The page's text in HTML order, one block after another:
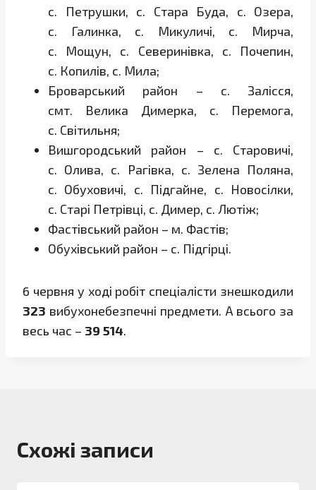
с. Петрушки, с. Стара Буда, с. Озера,
с. Галинка, с. Микуличі, с. Мирча,
с. Мощун, с. Северинівка, с. Почепин,
с. Копилів, с. Мила;
Броварський район – с. Залісся,
смт. Велика Димерка, с. Перемога,
с. Світильня;
Вишгородський район – с. Старовичі,
с. Олива, с. Рагівка, с. Зелена Поляна,
с. Обуховичі, с. Підгайне, с. Новосілки,
с. Старі Петрівці, с. Димер, с. Лютіж;
Фастівський район – м. Фастів;
Обухівський район – с. Підгірці.
6 червня у ході робіт спеціалісти знешкодили
323 вибухонебезпечні предмети. А всього за
весь час – 39 514.
Схожі записи